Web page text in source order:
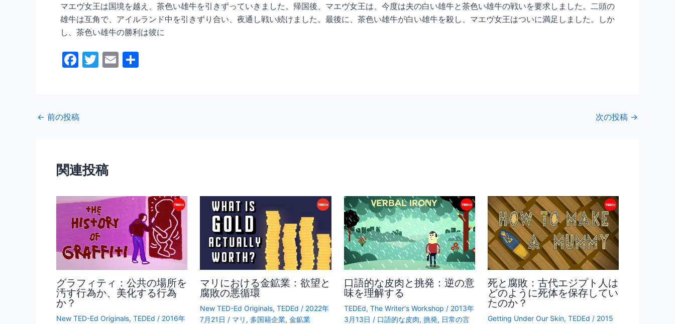
マエヴ女王は国境を越え、茶色い雄牛を引きずっていきました。帰国後、マエヴ女王は、今度は夫の白い雄牛と茶色い雄牛の戦いを要求しました。二頭の
雄牛は互角で、アイルランド中を引きずり合い、夜通し戦い続けました。最後に、茶色い雄牛が白い雄牛を殺し、マエヴ女王はついに満足しました。しか
し、茶色い雄牛の勝利は彼に
F
b
k
T
E
← 前の投稿 次の投稿 →
関連投稿
グラフィティ：公共の場所を
汚す行為か、美化する行為
か？
New TED-Ed Originals, TEDEd / 2016年
マリにおける金鉱業：欲望と
腐敗の悪循環
New TED-Ed Originals,TEDEd / 2022年
7月21日 / マリ , 多国籍企業,金鉱業
口語的な皮肉と挑発：逆の意
味を理解する
TEDEd, The Writer's Workshop / 2013年
3月13日 / 口語的な皮肉, 挑発, 日常の言
死と腐敗：古代エジプト人は
どのように死体を保存してい
たのか？
Getting Under Our Skin, TEDEd / 2015